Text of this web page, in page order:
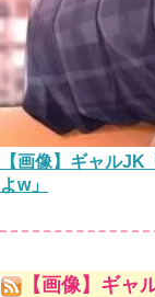
【画像】ギャル
よw」
【画像】ギャ